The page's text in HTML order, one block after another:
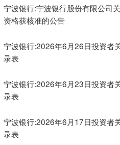
宁波银行:宁波银行股份有限公司
资格获核准的公告
宁波银行:2026年6月26日投资者
录表
宁波银行:2026年6月23日投资者
录表
宁波银行:2026年6月17日投资者
录表